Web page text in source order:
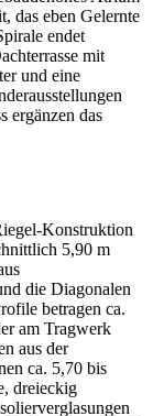
das eben Gelernte
endet
mit
und eine
ergänzen das
Konstruktion
5,90 m
die Diagonalen
betragen ca.
am Tragwerk
aus der
ca. 5,70 bis
dreieckig